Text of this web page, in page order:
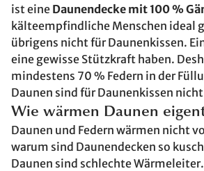
ist eine Daunendecke mit 100 %
kälteempfindliche Menschen ideal
übrigens nicht für Daunenkissen.
eine gewisse Stützkraft haben.
mindestens 70 % Federn in der
Daunen sind für Daunenkissen
Wie wärmen Daunen
Daunen und Federn wärmen nicht
warum sind Daunendecken so
Daunen sind schlechte